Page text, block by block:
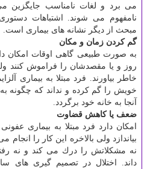
می برد و لغات نامناسب جایگزین
نامفهوم می شوند. اشتباهات
مبحث از دیگر نشانه های بیماری است.
گم كردن زمان و مكان
به صورت طبیعی گاهی اوقات امكان
روز و یا مقصدشان را فراموش كنند ولی
خاطر بیاورند. فرد مبتلا به بیماری
خویش را گم كرده و نداند كه چگونه به
آنجا به خانه خود برگردد.
ضعف یا كاهش قضاوت
امكان دارد فرد مبتلا به بیماری
بیاندازد ولی بالاخره این كار را انجام
نه مشكلاتش را درك می كند و نه
داند. اختلال در تصمیم گیری های